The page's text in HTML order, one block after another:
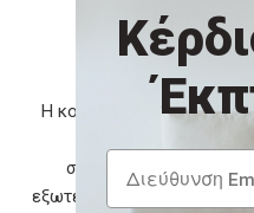
Τι
Η κουρτίνα έχει μήκος 6
ιδανική για
στεγανότητα IP44,
εξωτερική χρήση. Το